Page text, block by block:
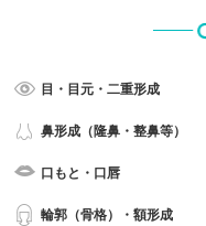
目・目元・二重形成
鼻形成（隆鼻・整鼻等）
口もと・口唇
輪郭（骨格）・額形成